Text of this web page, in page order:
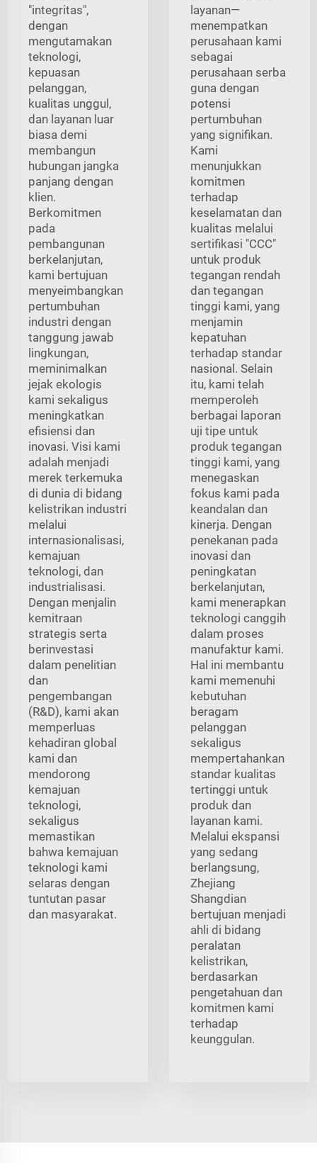
"integritas",
dengan
mengutamakan
teknologi,
kepuasan
pelanggan,
kualitas unggul,
dan layanan luar
biasa demi
membangun
hubungan jangka
panjang dengan
klien.
Berkomitmen
pada
pembangunan
berkelanjutan,
kami bertujuan
menyeimbangkan
pertumbuhan
industri dengan
tanggung jawab
lingkungan,
meminimalkan
jejak ekologis
kami sekaligus
meningkatkan
efisiensi dan
inovasi. Visi kami
adalah menjadi
merek terkemuka
di dunia di bidang
kelistrikan industri
melalui
internasionalisasi,
kemajuan
teknologi, dan
industrialisasi.
Dengan menjalin
kemitraan
strategis serta
berinvestasi
dalam penelitian
dan
pengembangan
(R&D), kami akan
memperluas
kehadiran global
kami dan
mendorong
kemajuan
teknologi,
sekaligus
memastikan
bahwa kemajuan
teknologi kami
selaras dengan
tuntutan pasar
dan masyarakat.
layanan—
menempatkan
perusahaan kami
sebagai
perusahaan serba
guna dengan
potensi
pertumbuhan
yang signifikan.
Kami
menunjukkan
komitmen
terhadap
keselamatan dan
kualitas melalui
sertifikasi "CCC"
untuk produk
tegangan rendah
dan tegangan
tinggi kami, yang
menjamin
kepatuhan
terhadap standar
nasional. Selain
itu, kami telah
memperoleh
berbagai laporan
uji tipe untuk
produk tegangan
tinggi kami, yang
menegaskan
fokus kami pada
keandalan dan
kinerja. Dengan
penekanan pada
inovasi dan
peningkatan
berkelanjutan,
kami menerapkan
teknologi canggih
dalam proses
manufaktur kami.
Hal ini membantu
kami memenuhi
kebutuhan
beragam
pelanggan
sekaligus
mempertahankan
standar kualitas
tertinggi untuk
produk dan
layanan kami.
Melalui ekspansi
yang sedang
berlangsung,
Zhejiang
Shangdian
bertujuan menjadi
ahli di bidang
peralatan
kelistrikan,
berdasarkan
pengetahuan dan
komitmen kami
terhadap
keunggulan.